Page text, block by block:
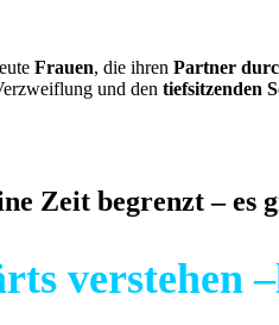
Frauen, die ihren Partner
und den tiefsitzenden
Zeit begrenzt – es
verstehen –